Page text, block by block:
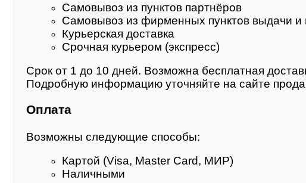
Самовывоз из пунктов партнёров
Самовывоз из фирменных пунктов выдачи и
Курьерская доставка
Срочная курьером (экспресс)
Срок от 1 до 10 дней. Возможна бесплатная
Подробную информацию уточняйте на сайте
Оплата
Возможны следующие способы:
Картой (Visa, Master Card, МИР)
Наличными